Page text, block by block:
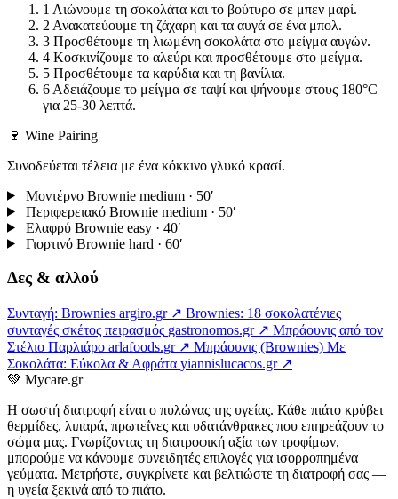
1 Λιώνουμε τη σοκολάτα και το βούτυρο σε μπεν μαρί.
2 Ανακατεύουμε τη ζάχαρη και τα αυγά σε ένα μπολ.
3 Προσθέτουμε τη λιωμένη σοκολάτα στο μείγμα αυγών.
4 Κοσκινίζουμε το αλεύρι και προσθέτουμε στο μείγμα.
5 Προσθέτουμε τα καρύδια και τη βανίλια.
6 Αδειάζουμε το μείγμα σε ταψί και ψήνουμε στους 180°C
για 25-30 λεπτά.
🍷 Wine Pairing
Συνοδεύεται τέλεια με ένα κόκκινο γλυκό κρασί.
Μοντέρνο Brownie medium · 50′
Περιφερειακό Brownie medium · 50′
Ελαφρύ Brownie easy · 40′
Γιορτινό Brownie hard · 60′
Δες & αλλού
Συνταγή: Brownies argiro.gr ↗ Brownies: 18 σοκολατένιες
συνταγές σκέτος πειρασμός gastronomos.gr ↗ Μπράουνις από τον
Στέλιο Παρλιάρο arlafoods.gr ↗ Μπράουνις (Brownies) Με
Σοκολάτα: Εύκολα & Αφράτα yiannislucacos.gr ↗
💚 Mycare.gr
Η σωστή διατροφή είναι ο πυλώνας της υγείας. Κάθε πιάτο κρύβει
θερμίδες, λιπαρά, πρωτεΐνες και υδατάνθρακες που επηρεάζουν το
σώμα μας. Γνωρίζοντας τη διατροφική αξία των τροφίμων,
μπορούμε να κάνουμε συνειδητές επιλογές για ισορροπημένα
γεύματα. Μετρήστε, συγκρίνετε και βελτιώστε τη διατροφή σας —
η υγεία ξεκινά από το πιάτο.